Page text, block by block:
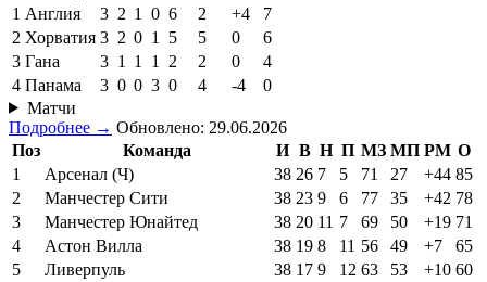
1 Англия 3 2 1 0 6 2 +4
7
2 Хорватия 3 2 0 1 5 5 0
6
3 Гана 3 1 1 1 2 2 0
4
4 Панама 3 0 0 3 0 4 -4
0
Матчи
Подробнее → Обновлено: 29.06.2026
Поз
Команда И В Н П МЗ МП РМ О
1
Арсенал (Ч) 38 26 7 5 71 27 +44 85
2
Манчестер Сити 38 23 9 6 77 35 +42 78
3
Манчестер Юнайтед 38 20 11 7 69 50 +19 71
4
Астон Вилла 38 19 8 11 56 49 +7
65
5
Ливерпуль 38 17 9 12 63 53 +10 60